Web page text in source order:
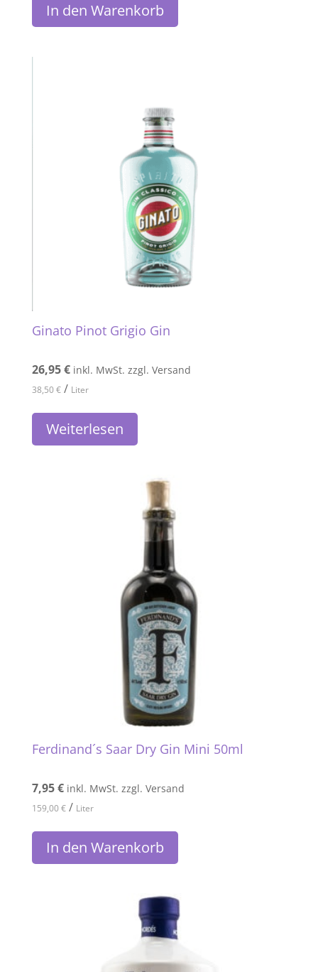
In den Warenkorb
Ginato Pinot Grigio Gin
26,95€ inkl. MwSt. zzgl. Versand
38,50€/ Liter
Weiterlesen
Ferdinand´s Saar Dry Gin Mini 50ml
7,95€ inkl. MwSt. zzgl. Versand
159,00€/ Liter
In den Warenkorb